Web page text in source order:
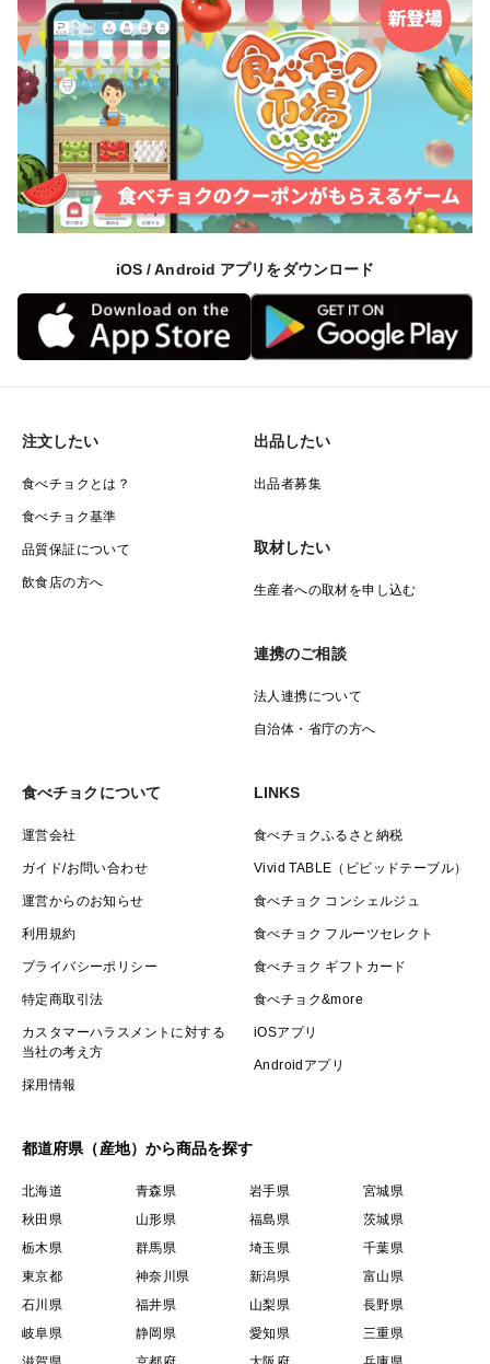
iOS / Android アプリをダウンロード
注文したい
食べチョクとは？
食べチョク基準
品質保証について
飲食店の方へ
出品したい
出品者募集
取材したい
生産者への取材を申し込む
連携のご相談
法人連携について
自治体・省庁の方へ
食べチョクについて
運営会社
ガイド/お問い合わせ
運営からのお知らせ
利用規約
プライバシーポリシー
特定商取引法
カスタマーハラスメントに対する
当社の考え方
採用情報
LINKS
食べチョクふるさと納税
Vivid TABLE（ビビッドテーブル）
食べチョク コンシェルジュ
食べチョク フルーツセレクト
食べチョク ギフトカード
食べチョク&more
iOSアプリ
Androidアプリ
都道府県（産地）から商品を探す
北海道 青森県 岩手県
宮城県
秋田県
山形県 福島県
茨城県
栃木県
群馬県 埼玉県
千葉県
東京都
神奈川県 新潟県
富山県
石川県
福井県 山梨県
長野県
岐阜県
静岡県 愛知県
三重県